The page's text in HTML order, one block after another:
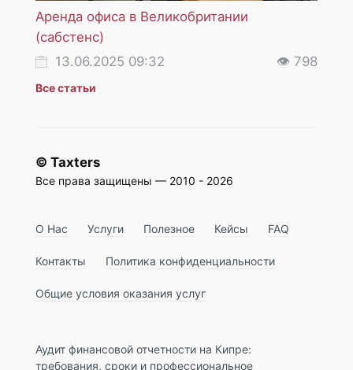
Аренда офиса в Великобритании
(сабстенс)
13.06.2025 09:32
👁 798
Все статьи
© Taxters
Все права защищены — 2010 - 2026
О Нас Услуги Полезное Кейсы FAQ
Контакты Политика конфиденциальности
Общие условия оказания услуг
Аудит финансовой отчетности на Кипре:
требования, сроки и профессиональное